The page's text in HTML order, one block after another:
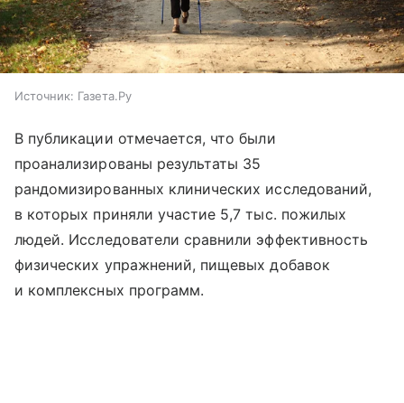
Источник: Газета.Ру
В публикации отмечается, что были
проанализированы результаты 35
рандомизированных клинических исследований,
в которых приняли участие 5,7 тыс. пожилых
людей. Исследователи сравнили эффективность
физических упражнений, пищевых добавок
и комплексных программ.